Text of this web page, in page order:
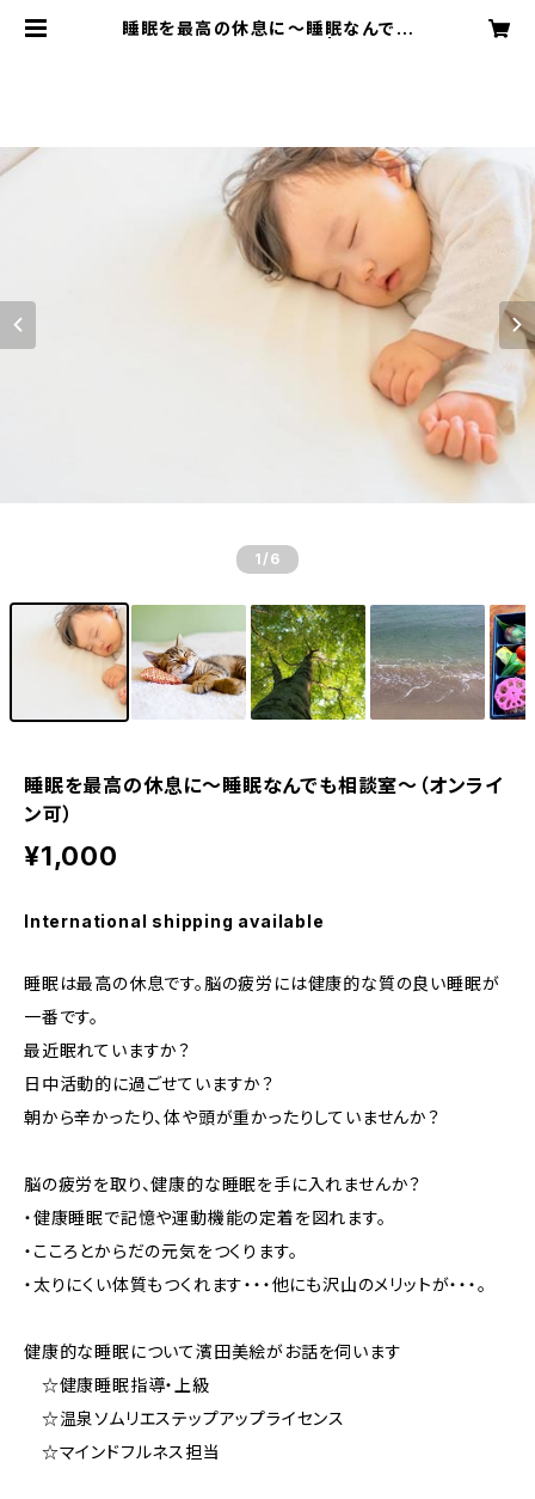
睡眠を最高の休息に～睡眠なんでも
1 /6
睡眠を最高の休息に～睡眠なんでも相談室～（オンライ
ン可）
¥1,000
International shipping available
睡眠は最高の休息です。脳の疲労には健康的な質の良い睡眠が
一番です。
最近眠れていますか？
日中活動的に過ごせていますか？
朝から辛かったり、体や頭が重かったりしていませんか？
脳の疲労を取り、健康的な睡眠を手に入れませんか？
・健康睡眠で記憶や運動機能の定着を図れます。
・こころとからだの元気をつくります。
・太りにくい体質もつくれます・・・他にも沢山のメリットが・・・。
健康的な睡眠について濱田美絵がお話を伺います
☆健康睡眠指導・上級
☆温泉ソムリエステップアップライセンス
☆マインドフルネス担当